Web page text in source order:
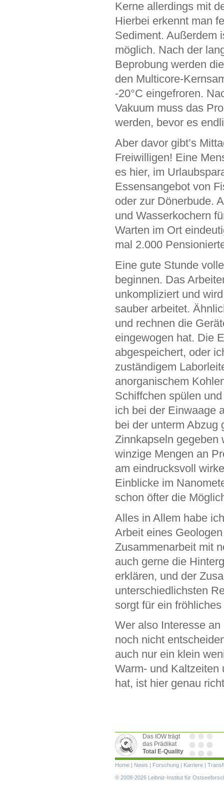
Kerne allerdings mit
Hierbei erkennt man
Sediment. Außerdem
möglich. Nach der
Beprobung werden
den Multicore-
-20°C eingefroren.
Vakuum muss das
werden, bevor es
Aber davor gibt’s
Freiwilligen! Eine
es hier, im
Essensangebot von
oder zur Dönerbude.
und Wasserkochern
Warten im Ort
mal 2.000
Eine gute Stunde
beginnen. Das
unkompliziert und
sauber arbeitet.
und rechnen die
eingewogen hat. Die
abgespeichert, oder
zuständigem
anorganischem
Schiffchen spülen
ich bei der Einwaage
bei der unterm Abzug
Zinnkapseln gegeben
winzige Mengen an
am eindrucksvoll
Einblicke im
schon öfter die
Alles in Allem habe
Arbeit eines
Zusammenarbeit mit
auch gerne die
erklären, und der
unterschiedlichsten
sorgt für ein
Wer also Interesse
noch nicht
auch nur ein klein
Warm- und Kaltzeiten
hat, ist hier genau
Das IOW trägt
das Prädikat
Total E-Quality
Navigation
überspringen
Home | News | Forschung | Karriere |
© 2008-2026 Leibniz-Institut für